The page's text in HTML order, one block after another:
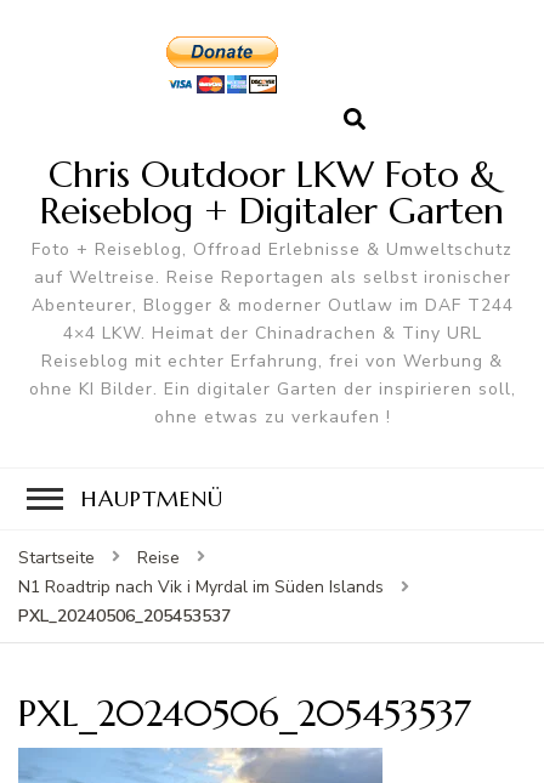
Chris Outdoor LKW Foto &
Reiseblog + Digitaler Garten
Foto + Reiseblog, Offroad Erlebnisse & Umweltschutz
auf Weltreise. Reise Reportagen als selbst ironischer
Abenteurer, Blogger & moderner Outlaw im DAF T244
4×4 LKW. Heimat der Chinadrachen & Tiny URL
Reiseblog mit echter Erfahrung, frei von Werbung &
ohne KI Bilder. Ein digitaler Garten der inspirieren soll,
ohne etwas zu verkaufen !
HAUPTMENÜ
Startseite
Reise
N1 Roadtrip nach Vik i Myrdal im Süden Islands
PXL_20240506_205453537
PXL_20240506_205453537